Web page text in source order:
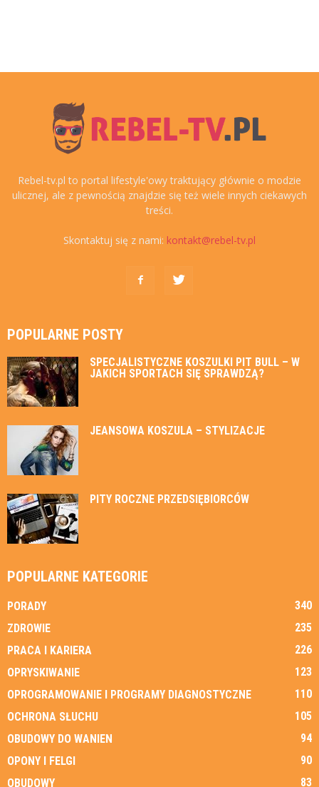
Rebel-tv.pl to portal lifestyle'owy traktujący głównie o modzie
ulicznej, ale z pewnością znajdzie się też wiele innych ciekawych
treści.
Skontaktuj się z nami: kontakt@rebel-tv.pl
POPULARNE POSTY
SPECJALISTYCZNE KOSZULKI PIT BULL – W
JAKICH SPORTACH SIĘ SPRAWDZĄ?
JEANSOWA KOSZULA – STYLIZACJE
PITY ROCZNE PRZEDSIĘBIORCÓW
POPULARNE KATEGORIE
PORADY
340
ZDROWIE
235
PRACA I KARIERA
226
OPRYSKIWANIE
123
OPROGRAMOWANIE I PROGRAMY DIAGNOSTYCZNE
110
OCHRONA SŁUCHU
105
OBUDOWY DO WANIEN
94
OPONY I FELGI
90
OBUDOWY
83